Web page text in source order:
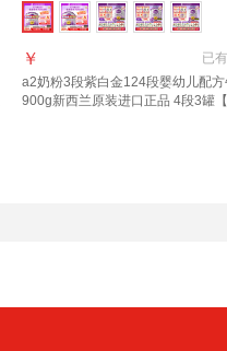
已有
￥
a2奶粉3段紫白金124段婴幼儿配
900g新西兰原装进口正品 4段3罐